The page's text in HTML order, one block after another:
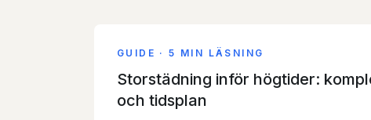
GUIDE ·5 MIN LÄSNING
Storstädning inför högtider:
och tidsplan